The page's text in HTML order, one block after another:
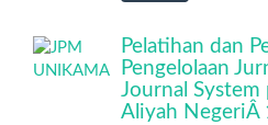
Pelatihan dan
Pengelolaan
Journal System
Aliyah NegeriÂ